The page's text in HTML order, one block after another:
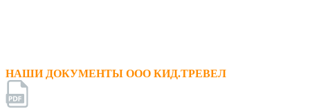
НАШИ ДОКУМЕНТЫ ООО КИД.ТРЕВЕЛ